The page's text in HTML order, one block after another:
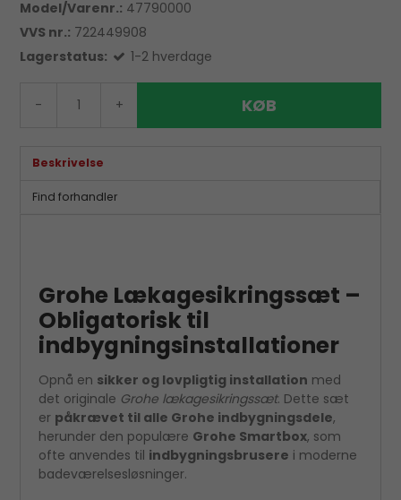
Model/Varenr.: 47790000
VVS nr.: 722449908
Lagerstatus:
1-2 hverdage
- + KØB
Beskrivelse
Find forhandler
Grohe Lækagesikringssæt –
Obligatorisk til
indbygningsinstallationer
Opnå en sikker og lovpligtig installation med
det originale Grohe lækagesikringssæt. Dette sæt
er påkrævet til alle Grohe indbygningsdele,
herunder den populære Grohe Smartbox, som
ofte anvendes til indbygningsbrusere i moderne
badeværelsesløsninger.